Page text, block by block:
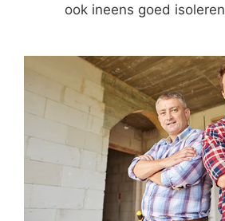
ook ineens goed isoleren